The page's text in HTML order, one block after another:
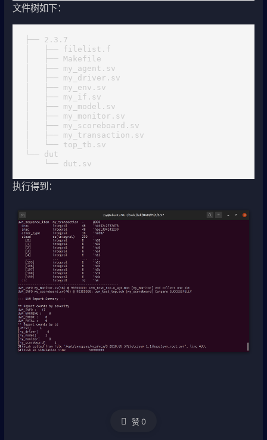
文件树如下：
├── 2.3.7
│   ├── filelist.f
│   ├── Makefile
│   ├── my_agent.sv
│   ├── my_driver.sv
│   ├── my_env.sv
│   ├── my_if.sv
│   ├── my_model.sv
│   ├── my_monitor.sv
│   ├── my_scoreboard.sv
│   ├── my_transaction.sv
│   └── top_tb.sv
└── dut
    └── dut.sv
执行得到：
赞0